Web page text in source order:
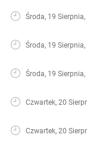
Środa, 19
Środa, 19
Środa, 19
Czwartek, 20
Czwartek, 20